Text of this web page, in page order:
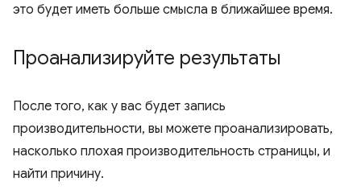
это будет иметь больше смысла в ближайшее время.
Проанализируйте результаты
После того, как у вас будет запись
производительности, вы можете проанализировать,
насколько плохая производительность страницы, и
найти причину.